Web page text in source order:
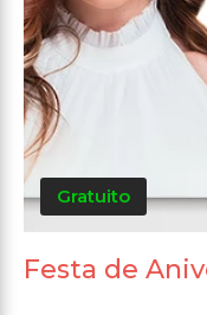
Gratuito
Festa de